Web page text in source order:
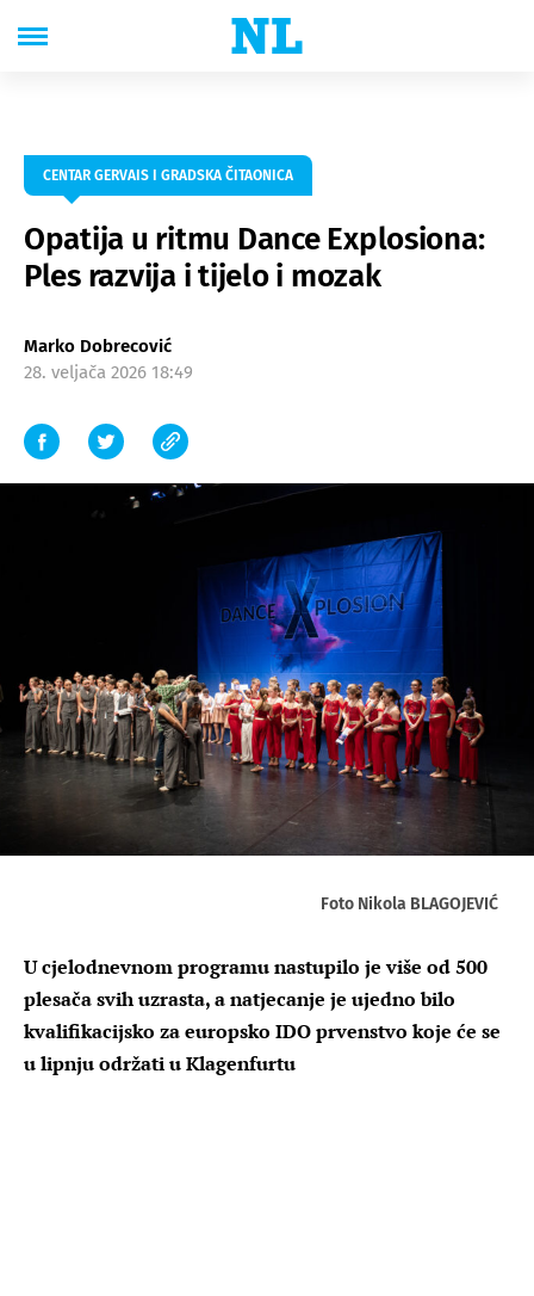
CENTAR GERVAIS I GRADSKA ČITAONICA
Opatija u ritmu Dance Explosiona:
Ples razvija i tijelo i mozak
Marko Dobrecović
28. veljača 2026 18:49
Foto Nikola BLAGOJEVIĆ
U cjelodnevnom programu nastupilo je više od 500
plesača svih uzrasta, a natjecanje je ujedno bilo
kvalifikacijsko za europsko IDO prvenstvo koje će se
u lipnju održati u Klagenfurtu